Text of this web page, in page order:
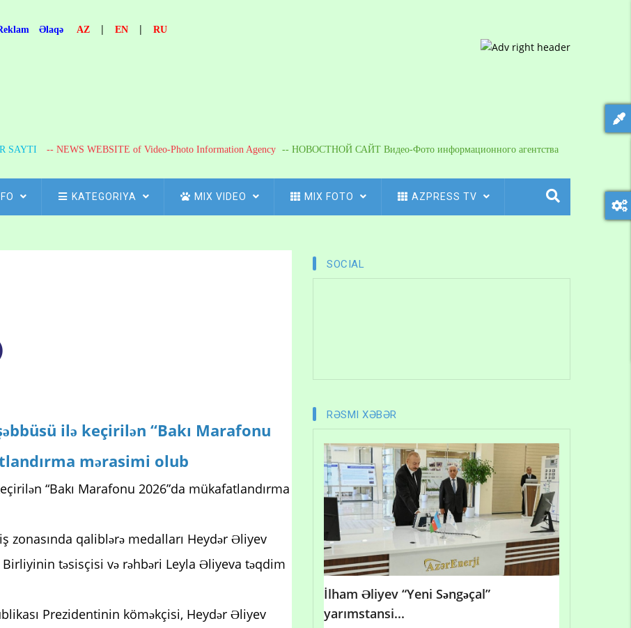
Əlaqə AZ | EN | RU
SAYTI -- NEWS WEBSITE of Video-Photo Information Agency -- НОВОСТНОЙ САЙТ Видео-Фото информационного агентства
KATEGORIYA MIX VIDEO MIX FOTO AZPRESS TV
ilə keçirilən “Bakı Marafonu
mərasimi olub
“Bakı Marafonu 2026”da mükafatlandırma
zonasında qaliblərə medalları Heydər Əliyev
təsisçisi və rəhbəri Leyla Əliyeva təqdim
Prezidentinin köməkçisi, Heydər Əliyev
SOCIAL
RƏSMI XƏBƏR
İlham Əliyev “Yeni Səngəçal”
yarımstansi...